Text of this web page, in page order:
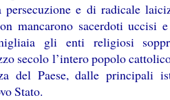
e di radicale
mancarono sacerdoti uccisi
gli enti religiosi
secolo l’intero popolo
del Paese, dalle principali
Stato.